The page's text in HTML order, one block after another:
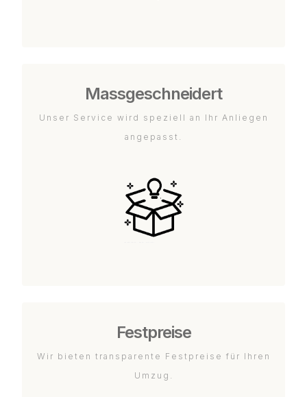
Massgeschneidert
Unser Service wird speziell an Ihr Anliegen
angepasst.
Festpreise
Wir bieten transparente Festpreise für Ihren
Umzug.